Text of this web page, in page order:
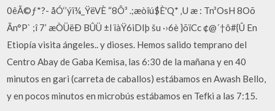
0êÃ©ƒ*?- åÓ‘’ýï¼_ŸëVÈ “8Ô³ .;æòîú$È'Q* ‚U æ : Tn³OsH 8Oõ
Ãn°P` ;î 7’ æÒÜëÐ BÛÜ ±l ïàŸ6iDIþ šu ·›6è }õïCc ¢@´†ô#{Û En
Etiopía visita ángeles.. y dioses. Hemos salido temprano del
Centro Abay de Gaba Kemisa, las 6:30 de la mañana y en 40
minutos en gari (carreta de caballos) estábamos en Awash Bello,
y en pocos minutos en microbús estábamos en Tefki a las 7:15.